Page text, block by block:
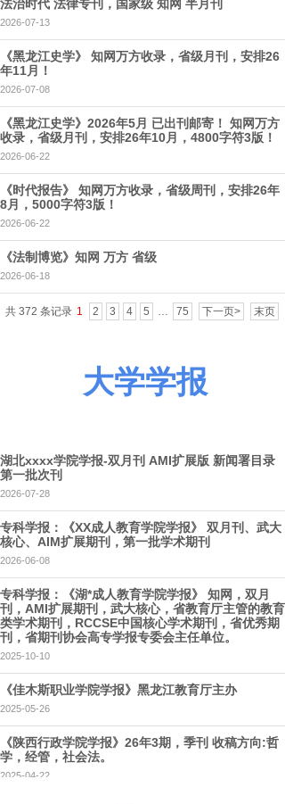
法治时代 法律专刊，国家级 知网 半月刊
2026-07-13
《黑龙江史学》 知网万方收录，省级月刊，安排26
年11月！
2026-07-08
《黑龙江史学》2026年5月 已出刊邮寄！ 知网万方
收录，省级月刊，安排26年10月，4800字符3版！
2026-06-22
《时代报告》 知网万方收录，省级周刊，安排26年
8月，5000字符3版！
2026-06-22
《法制博览》知网 万方 省级
2026-06-18
共 372 条记录 1 2 3 4 5 … 75 下一页> 末页
大学学报
湖北xxxx学院学报-双月刊 AMI扩展版 新闻署目录
第一批次刊
2026-07-28
专科学报：《XX成人教育学院学报》 双月刊、武大
核心、AIM扩展期刊，第一批学术期刊
2026-06-08
专科学报：《湖*成人教育学院学报》 知网，双月
刊，AMI扩展期刊，武大核心，省教育厅主管的教育
类学术期刊，RCCSE中国核心学术期刊，省优秀期
刊，省期刊协会高专学报专委会主任单位。
2025-10-10
《佳木斯职业学院学报》黑龙江教育厅主办
2025-05-26
《陕西行政学院学报》26年3期，季刊 收稿方向:哲
学，经管，社会法。
2025-04-22